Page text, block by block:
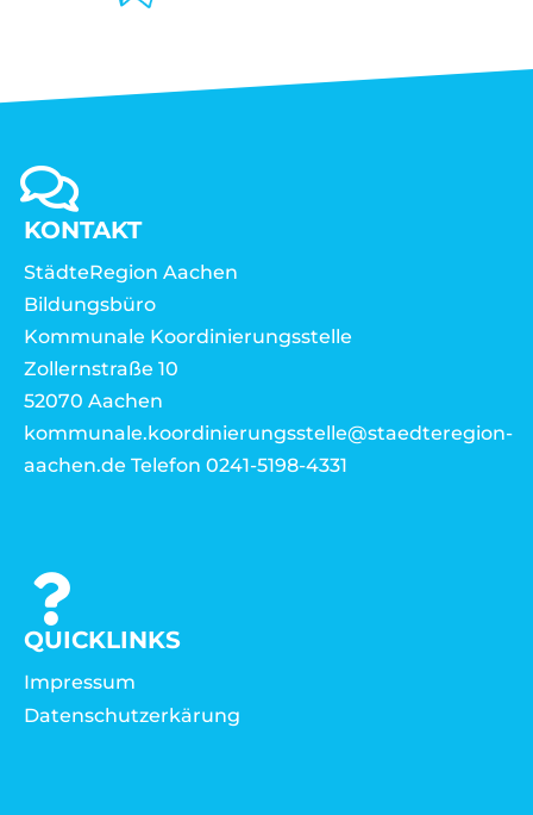
KONTAKT
StädteRegion Aachen
Bildungsbüro
Kommunale Koordinierungsstelle
Zollernstraße 10
52070 Aachen
kommunale.koordinierungsstelle@staedteregion-
aachen.de Telefon 0241-5198-4331
QUICKLINKS
Impressum
Datenschutzerkärung